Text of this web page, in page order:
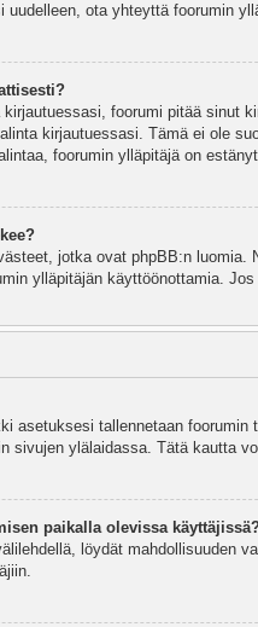
ota yhteyttä foorumin
kirjautuessasi, foorumi pitää sinut
kirjautuessasi. Tämä ei ole
foorumin ylläpitäjä on
jotka ovat phpBB:n
ylläpitäjän käyttöönottamia.
asetuksesi tallennetaan
sivujen ylälaidassa. Tätä kautta
paikalla olevissa
löydät mahdollisuuden